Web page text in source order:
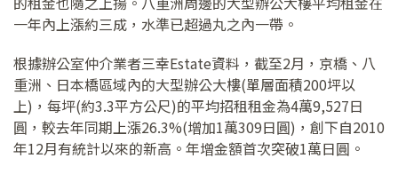
一年內上漲約三成，水準已超過丸之內一帶。
根據辦公室仲介業者三幸Estate資料，截至2月，京橋、八
重洲、日本橋區域內的大型辦公大樓(單層面積200坪以
上)，每坪(約3.3平方公尺)的平均招租租金為4萬9,527日
圓，較去年同期上漲26.3%(增加1萬309日圓)，創下自2010
年12月有統計以來的新高。年增金額首次突破1萬日圓。